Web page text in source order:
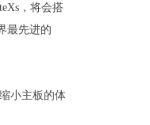
，将会搭
最先进的
小主板的体